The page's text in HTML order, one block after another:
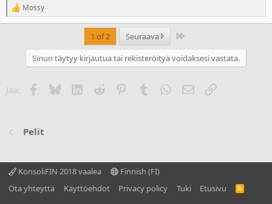
R
e
s
Mossy
1 of 2 Seuraava Last
Sinun täytyy kirjautua tai rekisteröityä voidaksesi vastata.
Jaa: Facebook
BlueskyLinkedIn
Reddit PinterestTumblr WhatsApp
Sähköposti
Linkki
Pelit
KonsoliFIN 2018 vaalea
Finnish (FI)
Ota yhteyttä
Käyttöehdot Privacy policy Tuki Etusivu
R